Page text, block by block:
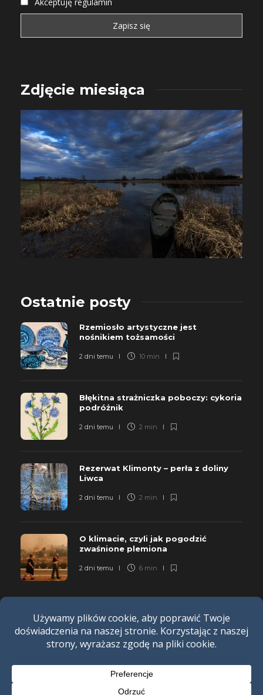
Zdjęcie miesiąca
Ostatnie posty
Rzemiosło artystyczne jest
nośnikiem tożsamości
2 dni temu 10 min
Błękitna strażniczka poboczy: cykoria
podróżnik
2 dni temu 2 min
Rezerwat Klimonty – perła z doliny
Liwca
2 dni temu 2 min
O klimacie, czyli jak pogodzić
zwaśnione plemiona
2 dni temu 6 min
POLITYKA PRYWATNOŚCI REGULAMIN